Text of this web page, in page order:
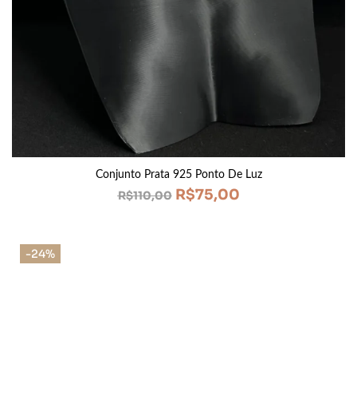
Conjunto Prata 925 Ponto De Luz
R$110,00 R$75,00
-24%